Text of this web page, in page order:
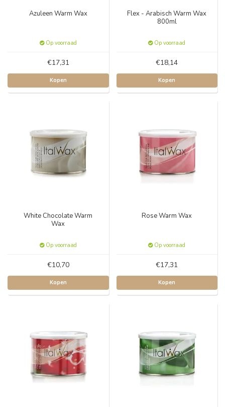
Azuleen Warm Wax
Op voorraad
€17,31
Kopen
Flex - Arabisch Warm Wax
800ml
Op voorraad
€18,14
Kopen
White Chocolate Warm
Wax
Op voorraad
€10,70
Kopen
Rose Warm Wax
Op voorraad
€17,31
Kopen